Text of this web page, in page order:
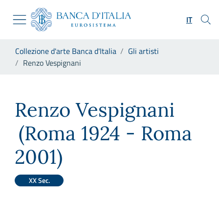
Skip to Main Content
Vai al sito istituzionale
Vai al menu di navigazione
Vai alla ricerca
Vai al footer
IT
Collezione d'arte Banca d'Italia
Gli artisti
Renzo Vespignani
Renzo Vespignani
(Roma 1924 - Roma
2001)
XX Sec.